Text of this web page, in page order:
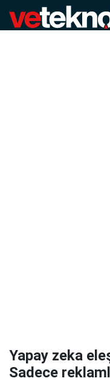
Yapay zeka
Sadece